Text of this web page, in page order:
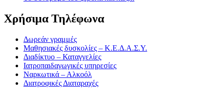
Χρήσιμα Τηλέφωνα
Δωρεάν γραμμές
Μαθησιακές δυσκολίες – Κ.Ε.Δ.Α.Σ.Υ.
Διαδίκτυο – Καταγγελίες
Ιατροπαιδαγωγικές υπηρεσίες
Ναρκωτικά – Αλκοόλ
Διατροφικές Διαταραχές